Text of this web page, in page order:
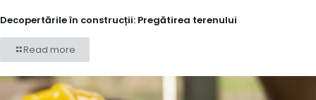
Decopertările în construcții: Pregătirea terenului
Read more